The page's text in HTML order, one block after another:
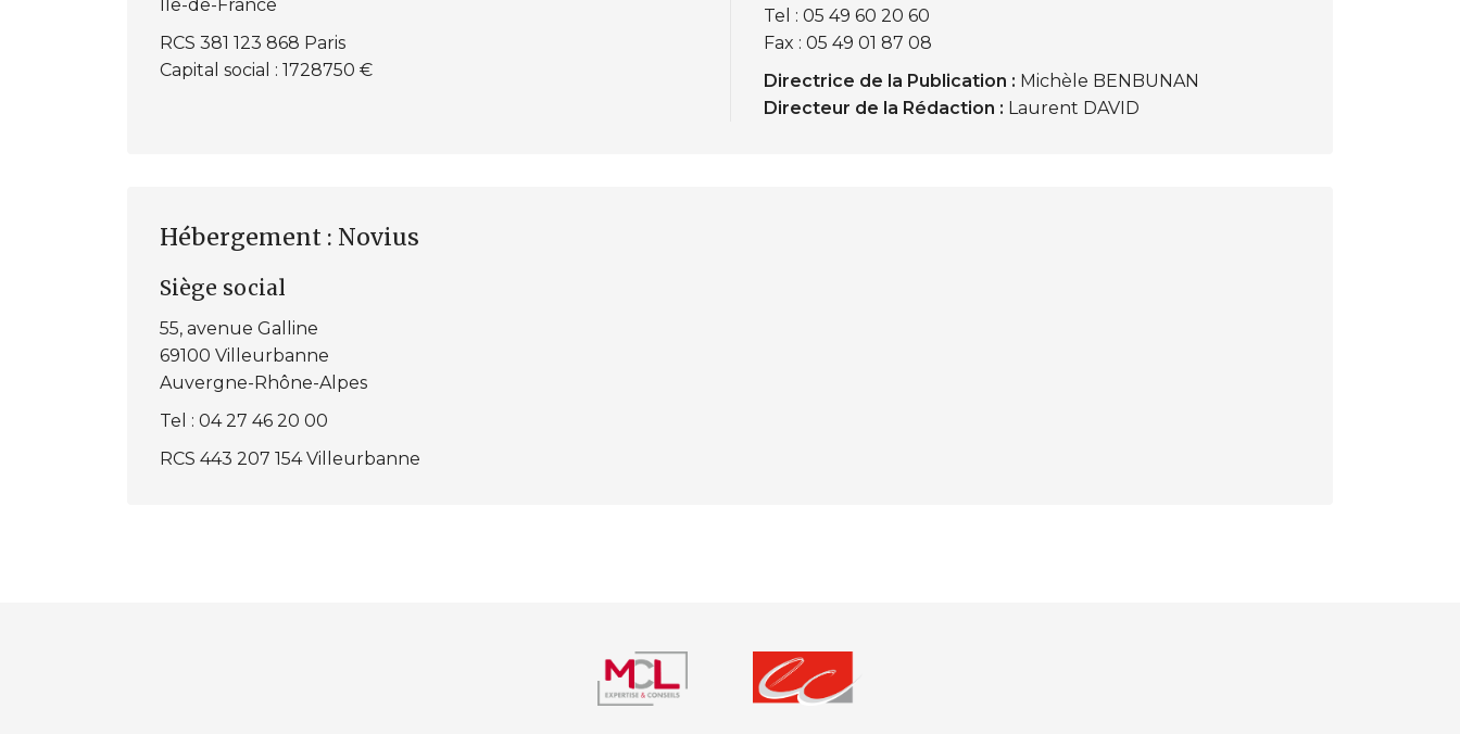
Île-de-France
RCS 381 123 868 Paris
Capital social : 1728750 €
Tel : 05 49 60 20 60
Fax : 05 49 01 87 08
Directrice de la Publication : Michèle BENBUNAN
Directeur de la Rédaction : Laurent DAVID
Hébergement : Novius
Siège social
55, avenue Galline
69100 Villeurbanne
Auvergne-Rhône-Alpes
Tel : 04 27 46 20 00
RCS 443 207 154 Villeurbanne